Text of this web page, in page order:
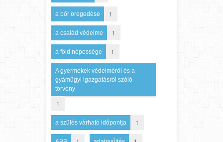
a bőr öregedése 1
a család védelme 1
a föld népessége 1
A gyermekek védelméről és a
gyámügyi igazgatásról szóló
törvény
1
a szülés várható időpontja 1